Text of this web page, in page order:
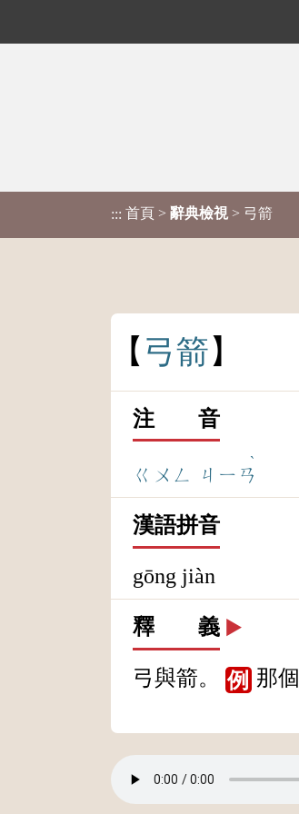
::: 首頁 > 辭典檢視 > 弓箭
弓箭
注 音
ㄍㄨㄥ ㄐㄧㄢ
ˋ
漢語拼音
gōng jiàn
釋 義 ▶️
弓與箭。 例 那個